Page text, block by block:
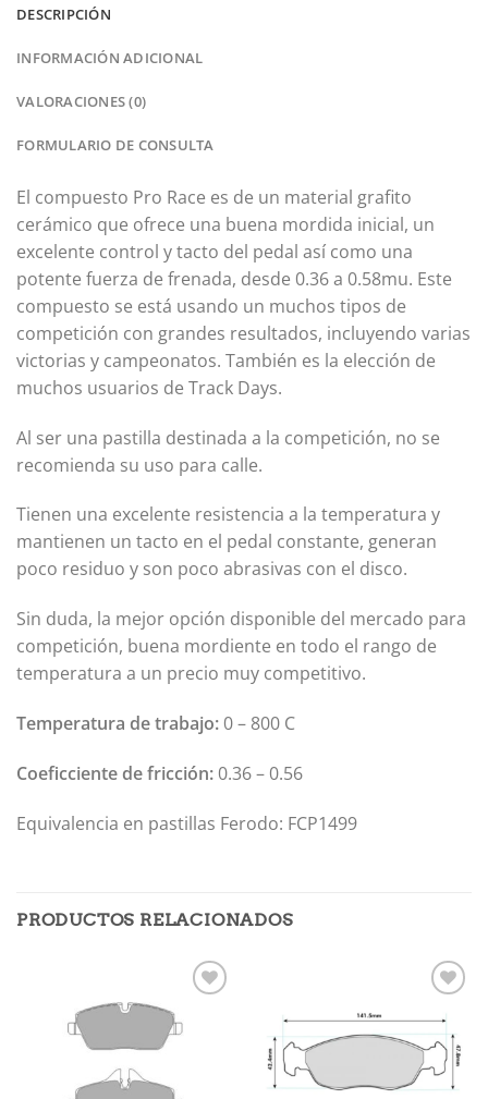
DESCRIPCIÓN
INFORMACIÓN ADICIONAL
VALORACIONES (0)
FORMULARIO DE CONSULTA
El compuesto Pro Race es de un material grafito
cerámico que ofrece una buena mordida inicial, un
excelente control y tacto del pedal así como una
potente fuerza de frenada, desde 0.36 a 0.58mu. Este
compuesto se está usando un muchos tipos de
competición con grandes resultados, incluyendo varias
victorias y campeonatos. También es la elección de
muchos usuarios de Track Days.
Al ser una pastilla destinada a la competición, no se
recomienda su uso para calle.
Tienen una excelente resistencia a la temperatura y
mantienen un tacto en el pedal constante, generan
poco residuo y son poco abrasivas con el disco.
Sin duda, la mejor opción disponible del mercado para
competición, buena mordiente en todo el rango de
temperatura a un precio muy competitivo.
Temperatura de trabajo: 0 – 800 C
Coeficciente de fricción: 0.36 – 0.56
Equivalencia en pastillas Ferodo: FCP1499
PRODUCTOS RELACIONADOS
a la
lista de
deseos